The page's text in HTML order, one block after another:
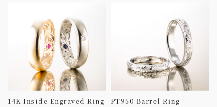
14K Inside Engraved Ring PT950 Barrel Ring